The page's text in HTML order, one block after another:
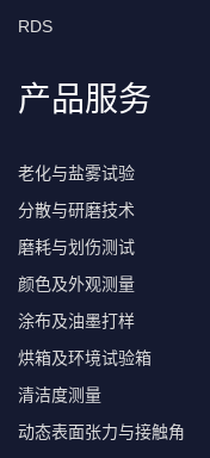
RDS
产品服务
老化与盐雾试验
分散与研磨技术
磨耗与划伤测试
颜色及外观测量
涂布及油墨打样
烘箱及环境试验箱
清洁度测量
动态表面张力与接触角